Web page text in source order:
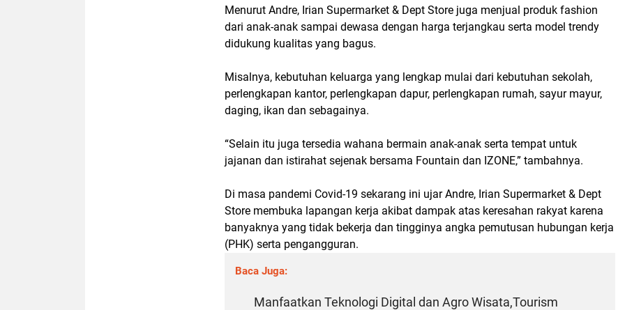
Menurut Andre, Irian Supermarket & Dept Store juga menjual produk fashion
dari anak-anak sampai dewasa dengan harga terjangkau serta model trendy
didukung kualitas yang bagus.
Misalnya, kebutuhan keluarga yang lengkap mulai dari kebutuhan sekolah,
perlengkapan kantor, perlengkapan dapur, perlengkapan rumah, sayur mayur,
daging, ikan dan sebagainya.
“Selain itu juga tersedia wahana bermain anak-anak serta tempat untuk
jajanan dan istirahat sejenak bersama Fountain dan IZONE,” tambahnya.
Di masa pandemi Covid-19 sekarang ini ujar Andre, Irian Supermarket & Dept
Store membuka lapangan kerja akibat dampak atas keresahan rakyat karena
banyaknya yang tidak bekerja dan tingginya angka pemutusan hubungan kerja
(PHK) serta pengangguran.
Baca Juga:
Manfaatkan Teknologi Digital dan Agro Wisata,Tourism